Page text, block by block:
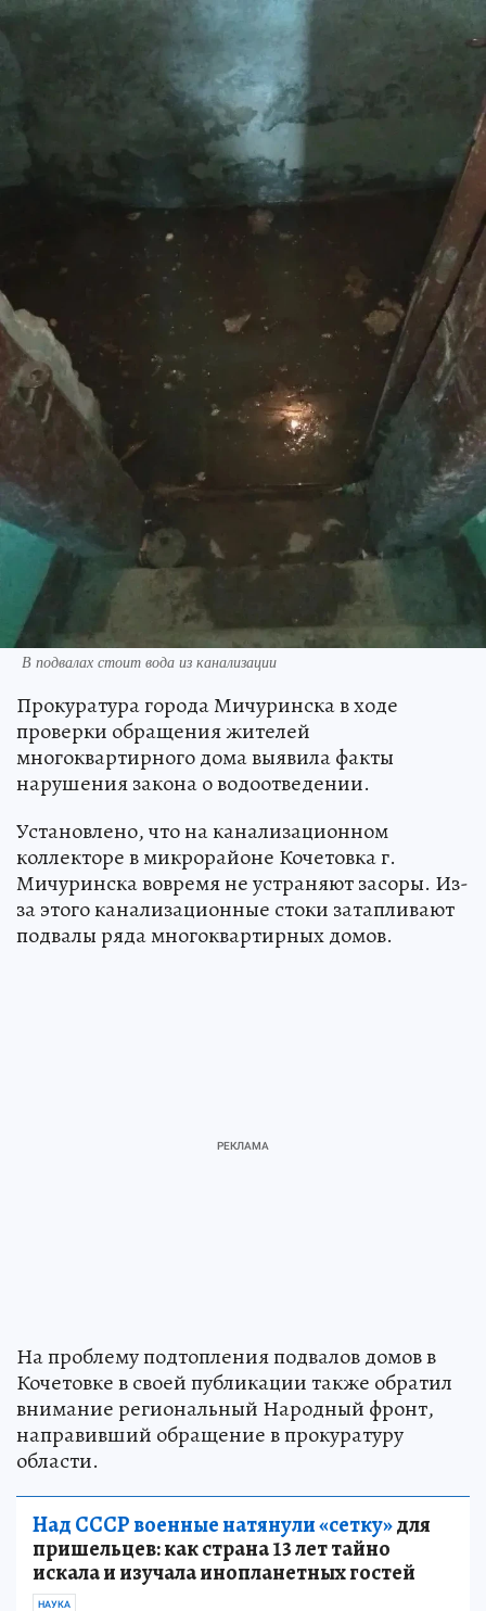
В подвалах стоит вода из канализации
Прокуратура города Мичуринска в ходе
проверки обращения жителей
многоквартирного дома выявила факты
нарушения закона о водоотведении.
Установлено, что на канализационном
коллекторе в микрорайоне Кочетовка г.
Мичуринска вовремя не устраняют засоры. Из-
за этого канализационные стоки затапливают
подвалы ряда многоквартирных домов.
На проблему подтопления подвалов домов в
Кочетовке в своей публикации также обратил
внимание региональный Народный фронт,
направивший обращение в прокуратуру
области.
Над СССР военные натянули «сетку»для
пришельцев: как страна 13 лет тайно
искала и изучала инопланетных гостей
НАУКА